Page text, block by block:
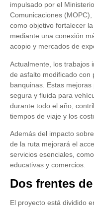
impulsado por el
Comunicaciones
como objetivo fortalecer
mediante una conexión
acopio y mercados de
Actualmente, los trabajos
de asfalto modificado con
banquinas. Estas
segura y fluida para
durante todo el año,
tiempos de viaje y los
Además del impacto
de la ruta mejorará el
servicios esenciales,
educativas y comercios.
Dos frentes
El proyecto está dividido